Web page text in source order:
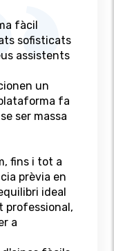
fàcil
sofisticats
assistents
un
fa
ser massa
fins i tot a
prèvia en
ideal
professional,
a